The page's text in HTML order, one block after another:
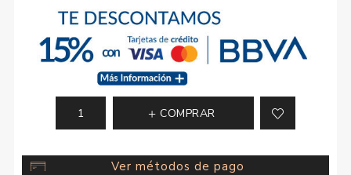
COMPRAR
Ver métodos de pago